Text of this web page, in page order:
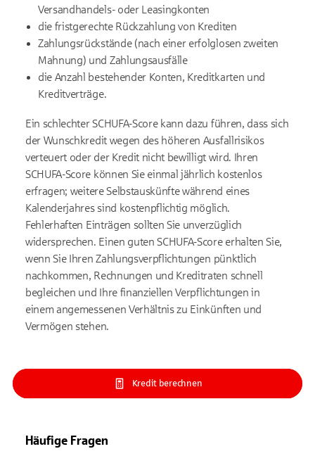
Versandhandels- oder Leasingkonten
die fristgerechte Rückzahlung von Krediten
Zahlungsrückstände (nach einer erfolglosen zweiten
Mahnung) und Zahlungsausfälle
die Anzahl bestehender Konten, Kreditkarten und
Kreditverträge.
Ein schlechter SCHUFA-Score kann dazu führen, dass sich
der Wunschkredit wegen des höheren Ausfallrisikos
verteuert oder der Kredit nicht bewilligt wird. Ihren
SCHUFA-Score können Sie einmal jährlich kostenlos
erfragen; weitere Selbstauskünfte während eines
Kalenderjahres sind kostenpflichtig möglich.
Fehlerhaften Einträgen sollten Sie unverzüglich
widersprechen. Einen guten SCHUFA-Score erhalten Sie,
wenn Sie Ihren Zahlungsverpflichtungen pünktlich
nachkommen, Rechnungen und Kreditraten schnell
begleichen und Ihre finanziellen Verpflichtungen in
einem angemessenen Verhältnis zu Einkünften und
Vermögen stehen.
Kredit berechnen
Häufige Fragen